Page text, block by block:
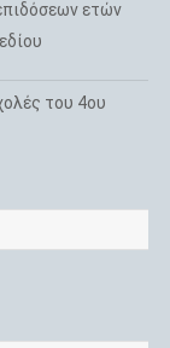
ετών
του 4ου